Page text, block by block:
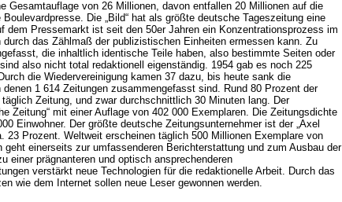
Gesamtauflage von 26 Millionen, davon entfallen 20 Millionen auf die
Die „Bild“ hat als größte deutsche Tageszeitung eine
dem Pressemarkt ist seit den 50er Jahren ein Konzentrationsprozess im
das Zählmaß der publizistischen Einheiten ermessen kann. Zu
die inhaltlich identische Teile haben, also bestimmte Seiten oder
also nicht total redaktionell eigenständig. 1954 gab es noch 225
die Wiedervereinigung kamen 37 dazu, bis heute sank die
1 614 Zeitungen zusammengefasst sind. Rund 80 Prozent der
Zeitung, und zwar durchschnittlich 30 Minuten lang. Der
Zeitung“ mit einer Auflage von 402 000 Exemplaren. Die Zeitungsdichte
Einwohner. Der größte deutsche Zeitungsunternehmer ist der „Axel
23 Prozent. Weltweit erscheinen täglich 500 Millionen Exemplare von
einerseits zur umfassenderen Berichterstattung und zum Ausbau der
einer prägnanteren und optisch ansprechenderen
verstärkt neue Technologien für die redaktionelle Arbeit. Durch das
wie dem Internet sollen neue Leser gewonnen werden.